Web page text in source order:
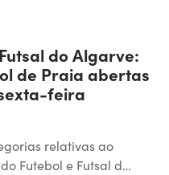
do Algarve:
de Praia abertas
feira
relativas ao
Futebol e Futsal d…